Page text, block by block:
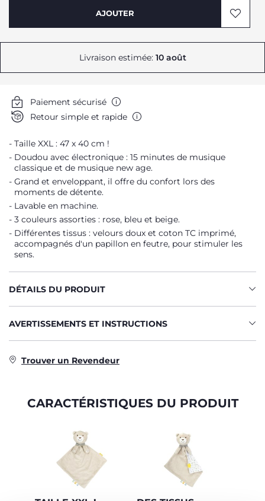
AJOUTER
Livraison estimée: 10 août
Paiement sécurisé
Retour simple et rapide
Taille XXL : 47 x 40 cm !
Doudou avec électronique : 15 minutes de musique
classique et de musique new age.
Grand et enveloppant, il offre du confort lors des
moments de détente.
Lavable en machine.
3 couleurs assorties : rose, bleu et beige.
Différentes tissus : velours doux et coton TC imprimé,
accompagnés d'un papillon en feutre, pour stimuler les
sens.
DÉTAILS DU PRODUIT
AVERTISSEMENTS ET INSTRUCTIONS
Trouver un Revendeur
CARACTÉRISTIQUES DU PRODUIT